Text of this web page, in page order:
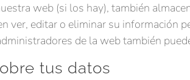
web (si los hay), también
ver, editar o eliminar su información
de la web también
tus datos